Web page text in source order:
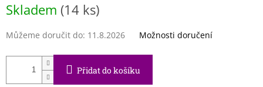
cena:
Skladem (14 ks)
Můžeme doručit do: 11.8.2026 Možnosti doručení
Přidat do košíku